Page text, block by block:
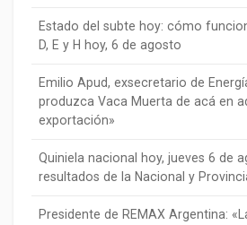
Estado del subte hoy: cómo
D, E y H hoy, 6 de agosto
Emilio Apud, exsecretario de
produzca Vaca Muerta de acá en
exportación»
Quiniela nacional hoy, jueves 6 de
resultados de la Nacional y
Presidente de REMAX Argentina: